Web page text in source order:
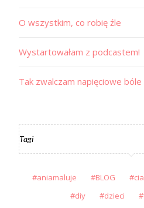
O wszystkim, co robię źle
Wystartowałam z podcastem!
Tak zwalczam napięciowe bóle
Tagi
aniamaluje BLOG
diy
dzieci